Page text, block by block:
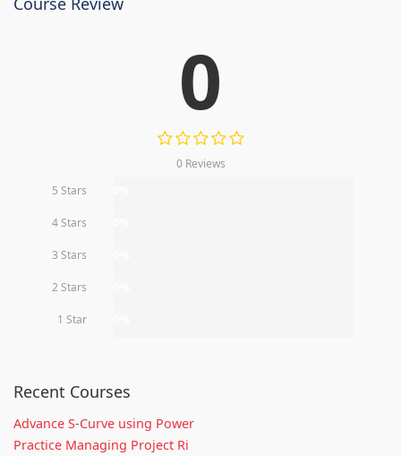
0
0 Reviews
5 Stars
4 Stars
3 Stars
2 Stars
1 Star
Recent Courses
Advance S-Curve using Power
Practice Managing Project Ri